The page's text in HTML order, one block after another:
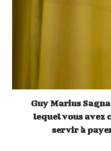
Guy Marius
lequel vous avez
servir à